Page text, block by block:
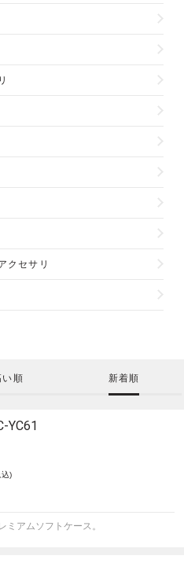
クセサリ
い順 新着順
YC61
)
アムソフトケース。